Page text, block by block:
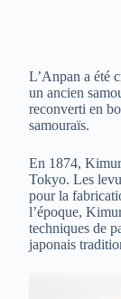
L’Anpan a été
un ancien
reconverti en
samouraïs.
En 1874,
Tokyo. Les
pour la
l’époque,
techniques de
japonais